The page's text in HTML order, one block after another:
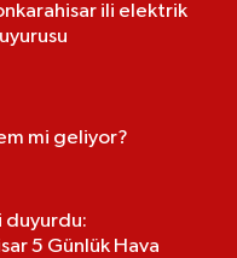
ili elektrik
mi geliyor?
5 Günlük Hava